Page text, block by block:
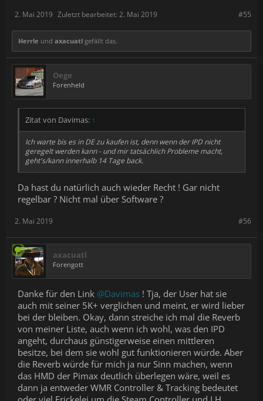
#55
2. Mai 2019 Zuletzt bearbeitet: 2. Mai 2019
Herrle und axacuatl gefällt das.
Oege
Forenheld
Zitat von Davimas: ↑
Ich warte bis es in DE zu kaufen ist, denn wenn der IPD nicht
geregelt werden kann - und mir tatsächlich Probleme macht,
geht's/kann innerhalb 14 Tage back.
Da hast du natürlich auch wieder Recht ! Gar nicht
regelbar ? Nicht mal über Software ?
#56
2. Mai 2019
axacuatl
Forengott
Danke für den Link @Davimas ! Tja, der User hat sie
auch mit seiner 5K+ verglichen und meint, er wird lieber
bei der bleiben. Okay, dann streiche ich mal die Reverb
von meiner Liste, auch wenn ich wohl, was den IPD
angeht, durchaus günstigerweise einen mittleren
besitze, bei dem sie wohl gut funktionieren würde. Aber
die Reverb würde für mich ja nur Sinn machen, wenn
das HMD der Pimax deutlich überlegen wäre, weil es
dann ja entweder WMR Controller & Tracking bedeutet